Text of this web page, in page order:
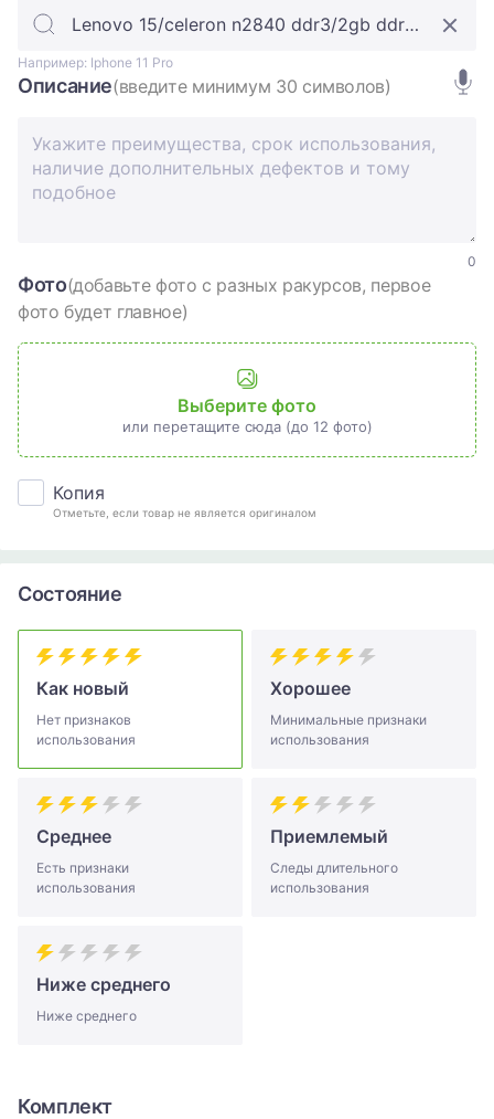
Например: Iphone 11 Pro
Описание(введите минимум 30 символов)
0
Фото(добавьте фото с разных ракурсов, первое
фото будет главное)
Выберите фото
или перетащите сюда (до 12 фото)
Копия
Отметьте, если товар не является оригиналом
Состояние
Как новый
Нет признаков
использования
Хорошее
Минимальные признаки
использования
Среднее
Есть признаки
использования
Приемлемый
Следы длительного
использования
Ниже среднего
Ниже среднего
Комплект